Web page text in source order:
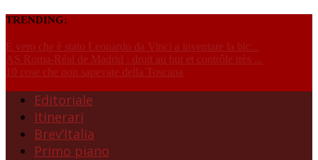
TRENDING:
È vero che è stato Leonardo da Vinci a inventare la bic...
AS Roma-Réal de Madrid : droit au but et contrôle très ...
10 cose che non sapevate della Toscana
Editoriale
Itinerari
Brev’Italia
Primo piano